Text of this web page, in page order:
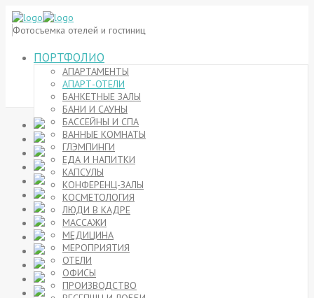
Фотосъемка отелей и гостиниц
ПОРТФОЛИО
АПАРТАМЕНТЫ
АПАРТ-ОТЕЛИ
БАНКЕТНЫЕ ЗАЛЫ
БАНИ И САУНЫ
БАССЕЙНЫ И СПА
ВАННЫЕ КОМНАТЫ
ГЛЭМПИНГИ
ЕДА И НАПИТКИ
КАПСУЛЫ
КОНФЕРЕНЦ-ЗАЛЫ
КОСМЕТОЛОГИЯ
ЛЮДИ В КАДРЕ
МАССАЖИ
МЕДИЦИНА
МЕРОПРИЯТИЯ
ОТЕЛИ
ОФИСЫ
ПРОИЗВОДСТВО